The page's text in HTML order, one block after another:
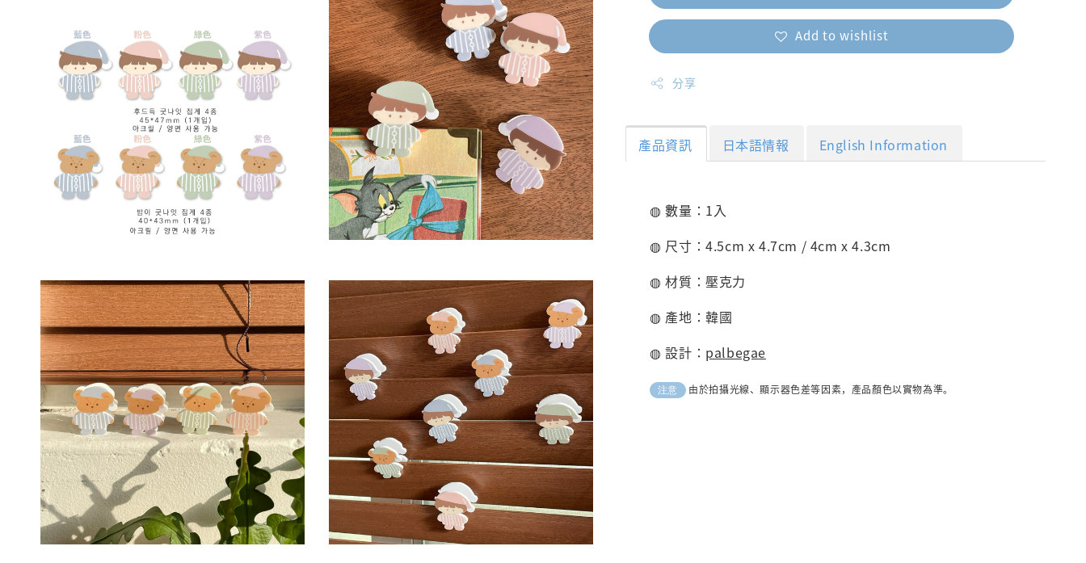
Add to wishlist
分享
產品資訊 日本語情報 English Information
◍ 數量：1入
◍ 尺寸：4.5cm x 4.7cm / 4cm x 4.3cm
◍ 材質：壓克力
◍ 產地：韓國
◍ 設計： palbegae
注意 由於拍攝光線、顯示器色差等因素，產品顏色以實物為準。